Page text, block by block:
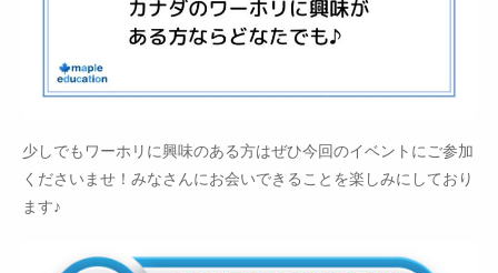
少しでもワーホリに興味のある方はぜひ今回のイベントにご参加
くださいませ！みなさんにお会いできることを楽しみにしており
ます♪